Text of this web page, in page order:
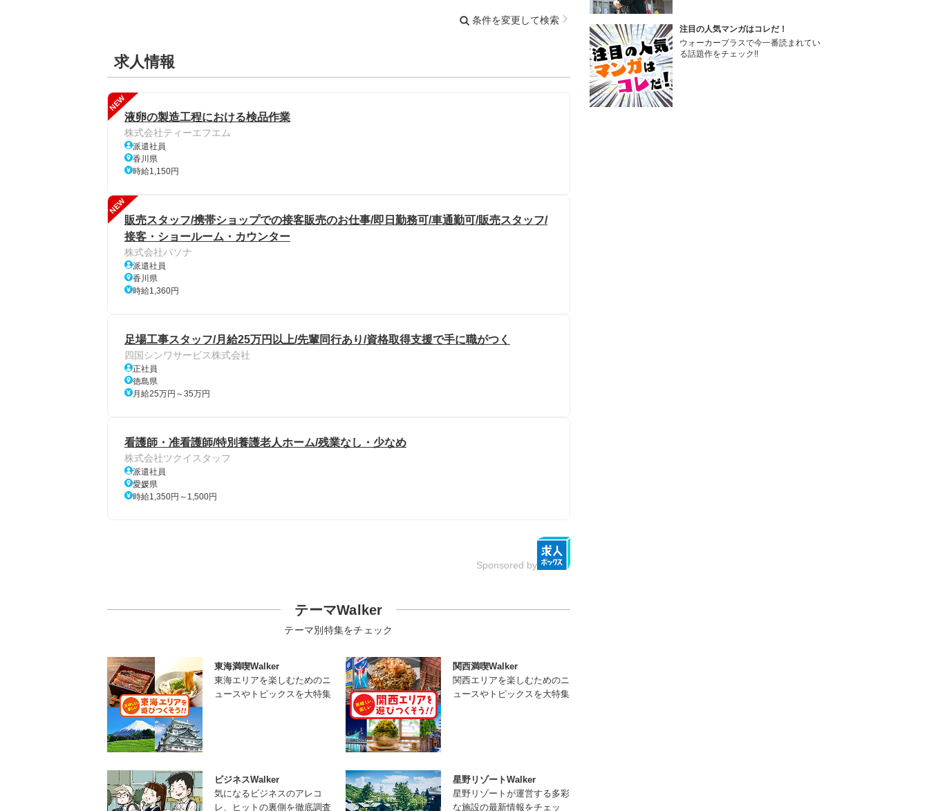
条件を変更して検索
求人情報
NEW
液卵の製造工程における検品作業
株式会社ティーエフエム
派遣社員
香川県
時給1,150円
NEW
販売スタッフ/携帯ショップでの接客販売のお仕事/即日勤務可/車通勤可/販売スタッフ/
接客・ショールーム・カウンター
株式会社パソナ
派遣社員
香川県
時給1,360円
足場工事スタッフ/月給25万円以上/先輩同行あり/資格取得支援で手に職がつく
四国シンワサービス株式会社
正社員
徳島県
月給25万円～35万円
看護師・准看護師/特別養護老人ホーム/残業なし・少なめ
株式会社ツクイスタッフ
派遣社員
愛媛県
時給1,350円～1,500円
Sponsored by
テーマWalker
テーマ別特集をチェック
東海満喫Walker
東海エリアを楽しむためのニ
ュースやトピックスを大特集
関西満喫Walker
関西エリアを楽しむためのニ
ュースやトピックスを大特集
ビジネスWalker
気になるビジネスのアレコ
レ、ヒットの裏側を徹底調査
星野リゾートWalker
星野リゾートが運営する多彩
な施設の最新情報をチェッ
注目の人気マンガはコレだ！
ウォーカープラスで今一番読まれてい
る話題作をチェック!!